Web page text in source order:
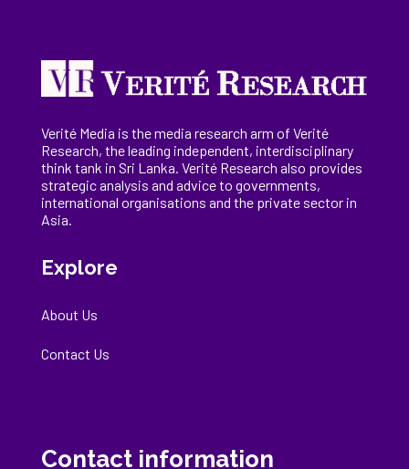
Verité Media is the media research arm of Verité
Research, theleading independent, interdisciplinary
think tank in Sri Lanka. Verité Research also provides
strategic analysis and advice to governments,
international organisations and the private sector in
Asia.
Explore
About Us
Contact Us
Contact information